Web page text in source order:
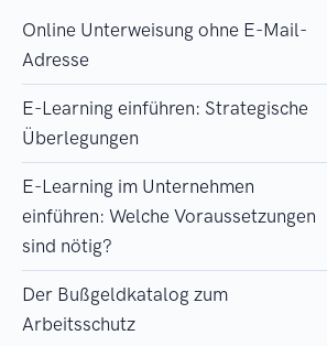
Online Unterweisung ohne E-Mail-
Adresse
E-Learning einführen: Strategische
Überlegungen
E-Learning im Unternehmen
einführen: Welche Voraussetzungen
sind nötig?
Der Bußgeldkatalog zum
Arbeitsschutz